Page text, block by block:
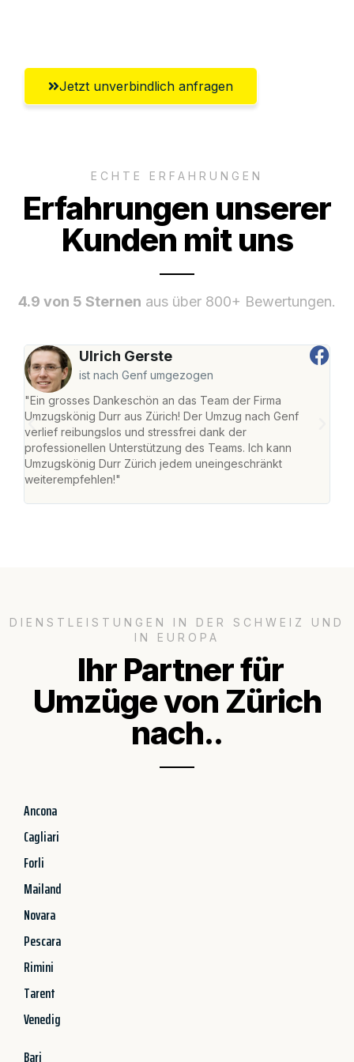
Jetzt unverbindlich anfragen
ECHTE ERFAHRUNGEN
Erfahrungen unserer
Kunden mit uns
4.9 von 5 Sternen aus über 800+ Bewertungen.
Ulrich Gerste
ist nach Genf umgezogen
"Ein grosses Dankeschön an das Team der Firma
Umzugskönig Durr aus Zürich! Der Umzug nach Genf
verlief reibungslos und stressfrei dank der
professionellen Unterstützung des Teams. Ich kann
Umzugskönig Durr Zürich jedem uneingeschränkt
weiterempfehlen!"
DIENSTLEISTUNGEN IN DER SCHWEIZ UND
IN EUROPA
Ihr Partner für
Umzüge von Zürich
nach..
Ancona
Cagliari
Forli
Mailand
Novara
Pescara
Rimini
Tarent
Venedig
Bari